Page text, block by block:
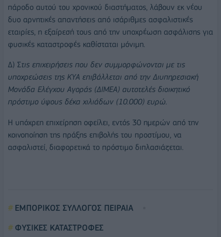
πάροδο αυτού του χρονικού διαστήματος, λάβουν εκ νέου
δυο αρνητικές απαντήσεις από ισάριθμες ασφαλιστικές
εταιρίες, η εξαίρεσή τους από την υποχρέωση ασφάλισης για
φυσικές καταστροφές καθίσταται μόνιμη.
Δ) Στις επιχειρήσεις που δεν συμμορφώνονται με τις
υποχρεώσεις της ΚΥΑ επιβάλλεται από την Διυπηρεσιακή
Μονάδα Ελέγχου Αγοράς (ΔΙΜΕΑ) αυτοτελές διοικητικό
πρόστιμο ύψους δέκα χιλιάδων (10.000) ευρώ.
Η υπόχρεη επιχείρηση οφείλει, εντός 30 ημερών από την
κοινοποίηση της πράξης επιβολής του προστίμου, να
ασφαλιστεί, διαφορετικά το πρόστιμο διπλασιάζεται.
ΕΜΠΟΡΙΚΟΣ ΣΥΛΛΟΓΟΣ ΠΕΙΡΑΙΑ
ΦΥΣΙΚΕΣ ΚΑΤΑΣΤΡΟΦΕΣ